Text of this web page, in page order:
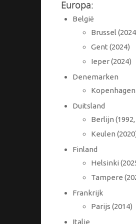
Europa:
België
Brussel
Gent (2024)
Ieper (2024)
Denemarken
Kopenhagen
Duitsland
Berlijn (1992,
Keulen
Finland
Helsinki
Tampere
Frankrijk
Parijs (2014)
Italie